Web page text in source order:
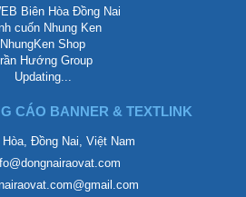
Biên Hòa Đồng Nai
cuốn Nhung Ken
NhungKen Shop
Hướng Group
Updating...
CÁO BANNER & TEXTLINK
Hòa, Đồng Nai, Việt Nam